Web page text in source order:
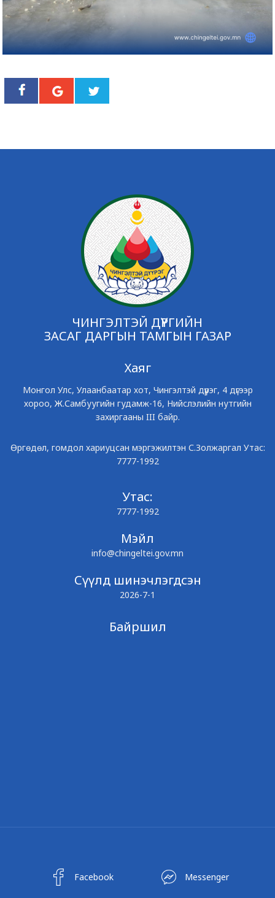
ЧИНГЭЛТЭЙ ДҮҮРГИЙН
ЗАСАГ ДАРГЫН ТАМГЫН ГАЗАР
Хаяг
Монгол Улс, Улаанбаатар хот, Чингэлтэй дүүрэг, 4 дүгээр
хороо, Ж.Самбуугийн гудамж-16, Нийслэлийн нутгийн
захиргааны III байр.
Өргөдөл, гомдол хариуцсан мэргэжилтэн С.Золжаргал Утас:
7777-1992
Утас:
7777-1992
Мэйл
info@chingeltei.gov.mn
Сүүлд шинэчлэгдсэн
2026-7-1
Байршил
Facebook Messenger